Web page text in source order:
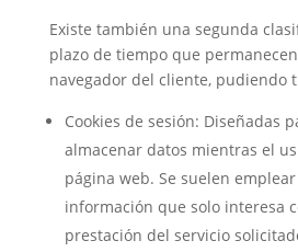
Existe también una segunda
plazo de tiempo que
navegador del cliente, pudiendo
Cookies de sesión: Diseñadas
almacenar datos mientras el
página web. Se suelen
información que solo interesa
prestación del servicio